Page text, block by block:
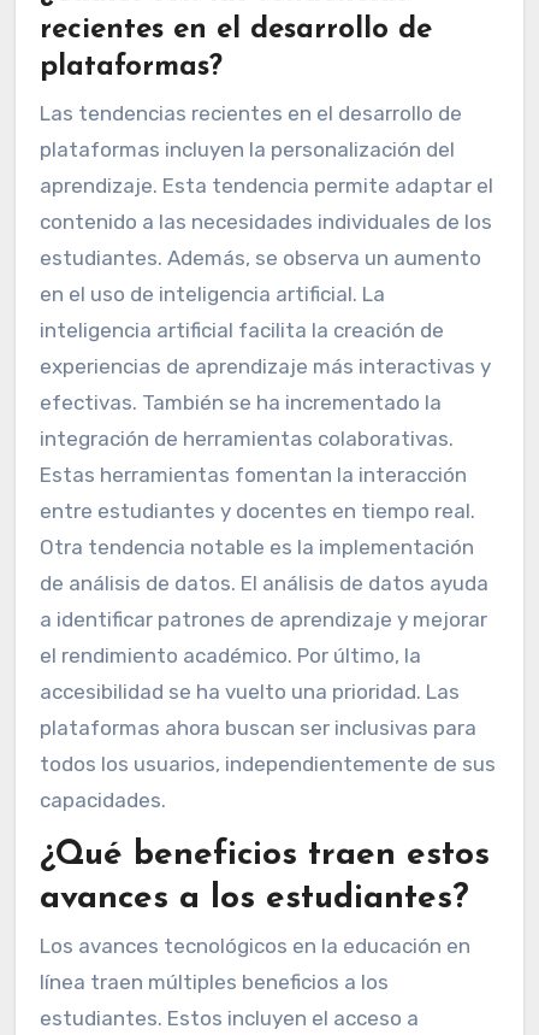
recientes en el desarrollo de
plataformas?
Las tendencias recientes en el desarrollo de
plataformas incluyen la personalización del
aprendizaje. Esta tendencia permite adaptar el
contenido a las necesidades individuales de los
estudiantes. Además, se observa un aumento
en el uso de inteligencia artificial. La
inteligencia artificial facilita la creación de
experiencias de aprendizaje más interactivas y
efectivas. También se ha incrementado la
integración de herramientas colaborativas.
Estas herramientas fomentan la interacción
entre estudiantes y docentes en tiempo real.
Otra tendencia notable es la implementación
de análisis de datos. El análisis de datos ayuda
a identificar patrones de aprendizaje y mejorar
el rendimiento académico. Por último, la
accesibilidad se ha vuelto una prioridad. Las
plataformas ahora buscan ser inclusivas para
todos los usuarios, independientemente de sus
capacidades.
¿Qué beneficios traen estos
avances a los estudiantes?
Los avances tecnológicos en la educación en
línea traen múltiples beneficios a los
estudiantes. Estos incluyen el acceso a